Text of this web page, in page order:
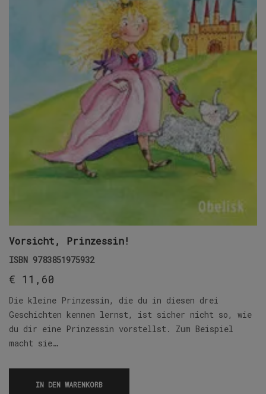
Vorsicht, Prinzessin!
ISBN 9783851975932
€ 11,60
Die kleine Prinzessin, die du in diesen drei
Geschichten kennen lernst, ist sicher nicht so, wie
du dir eine Prinzessin vorstellst. Zum Beispiel
macht sie…
IN DEN WARENKORB